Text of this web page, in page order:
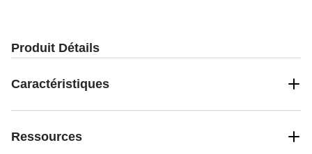
Produit Détails
Caractéristiques
Ressources